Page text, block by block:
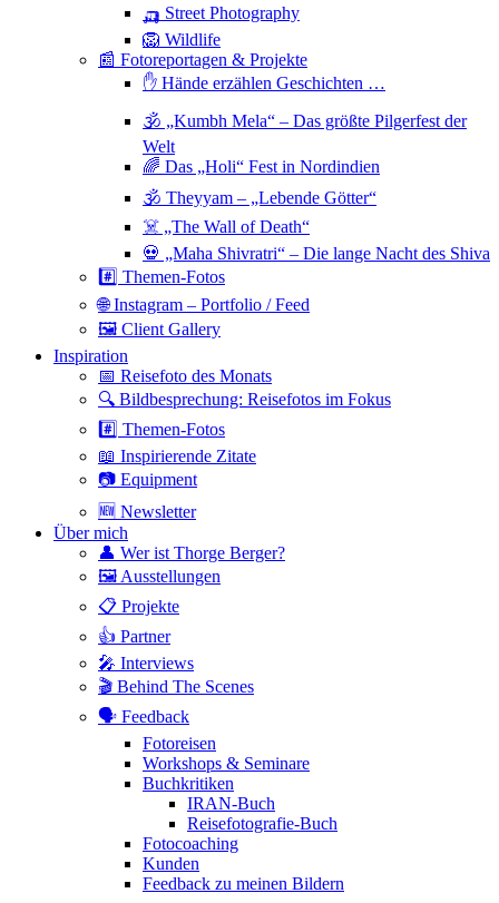
🛺 Street Photography
🦁 Wildlife
📰 Fotoreportagen & Projekte
✋ Hände erzählen Geschichten …
🕉 „Kumbh Mela“ – Das größte Pilgerfest der
Welt
🌈 Das „Holi“ Fest in Nordindien
🕉 Theyyam – „Lebende Götter“
☠️ „The Wall of Death“
💀 „Maha Shivratri“ – Die lange Nacht des Shiva
#️⃣ Themen-Fotos
🌐 Instagram – Portfolio / Feed
🖼 Client Gallery
Inspiration
📅 Reisefoto des Monats
🔍 Bildbesprechung: Reisefotos im Fokus
#️⃣ Themen-Fotos
📖 Inspirierende Zitate
📷 Equipment
🆕 Newsletter
Über mich
👤 Wer ist Thorge Berger?
🖼 Ausstellungen
📋 Projekte
👍 Partner
🎤 Interviews
🎬 Behind The Scenes
🗣 Feedback
Fotoreisen
Workshops & Seminare
Buchkritiken
IRAN-Buch
Reisefotografie-Buch
Fotocoaching
Kunden
Feedback zu meinen Bildern